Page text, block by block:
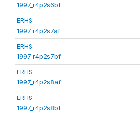
1997_r4p2s6bf
ERHS
1997_r4p2s7af
ERHS
1997_r4p2s7bf
ERHS
1997_r4p2s8af
ERHS
1997_r4p2s8bf